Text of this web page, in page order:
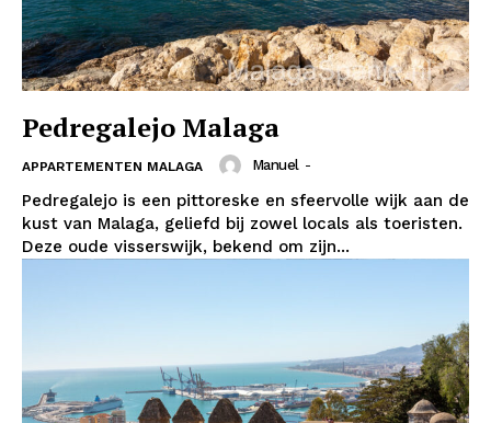
Pedregalejo Malaga
APPARTEMENTEN MALAGA Manuel -
Pedregalejo is een pittoreske en sfeervolle wijk aan de
kust van Malaga, geliefd bij zowel locals als toeristen.
Deze oude visserswijk, bekend om zijn...